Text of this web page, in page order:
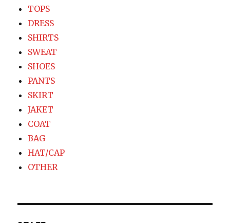
TOPS
DRESS
SHIRTS
SWEAT
SHOES
PANTS
SKIRT
JAKET
COAT
BAG
HAT/CAP
OTHER